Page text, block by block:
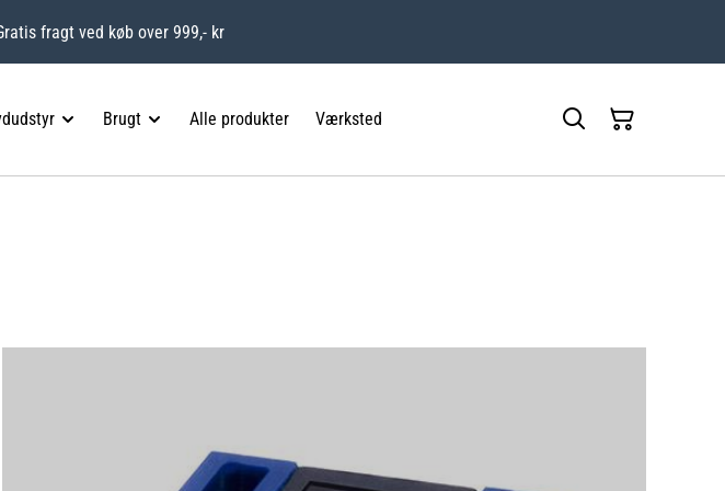
fragt ved køb over 999,- kr
Brugt Alle produkter Værksted